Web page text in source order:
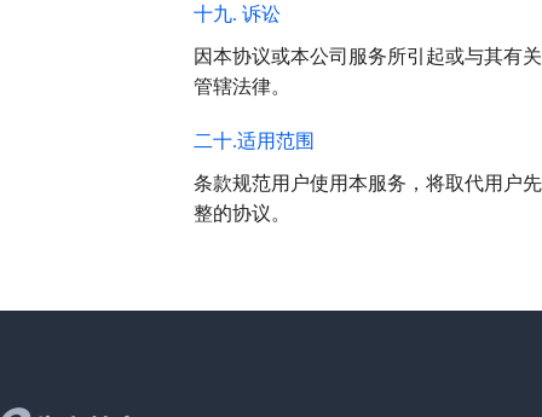
十九. 诉讼
因本协议或本公司服务所引起或与其有
管辖法律。
二十.适用范围
条款规范用户使用本服务，将取代用户
整的协议。